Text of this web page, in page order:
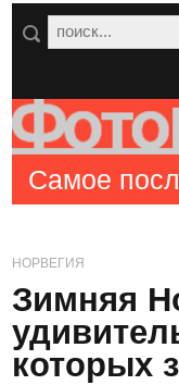
Самое
НОРВЕГИЯ
Зимняя
которых